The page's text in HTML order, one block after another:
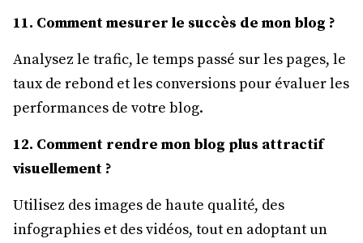
11. Comment mesurer le succès de mon blog ?
Analysez le trafic, le temps passé sur les pages, le
taux de rebond et les conversions pour évaluer les
performances de votre blog.
12. Comment rendre mon blog plus attractif
visuellement ?
Utilisez des images de haute qualité, des
infographies et des vidéos, tout en adoptant un